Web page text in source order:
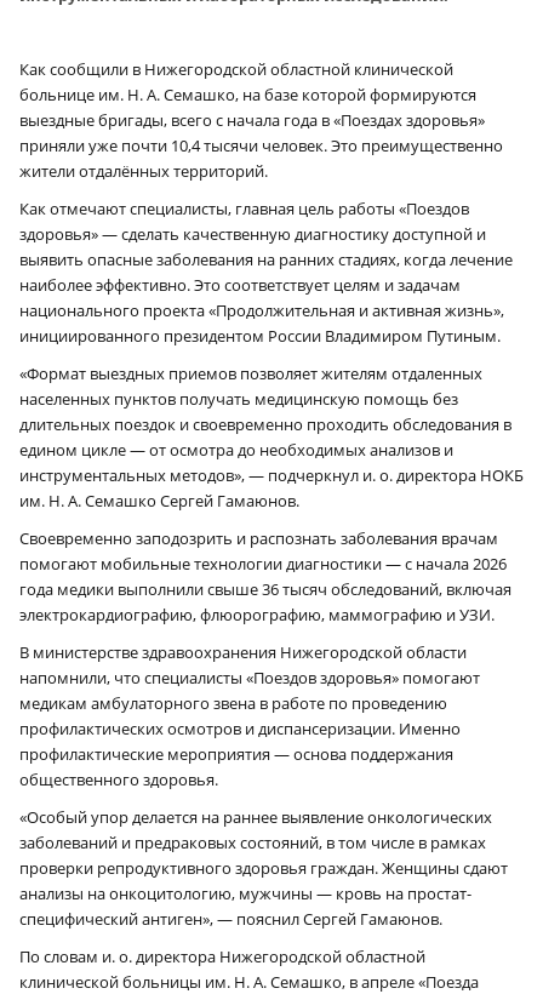
Как сообщили в Нижегородской областной клинической
больнице им. Н. А. Семашко, на базе которой формируются
выездные бригады, всего с начала года в «Поездах здоровья»
приняли уже почти 10,4 тысячи человек. Это преимущественно
жители отдалённых территорий.
Как отмечают специалисты, главная цель работы «Поездов
здоровья» — сделать качественную диагностику доступной и
выявить опасные заболевания на ранних стадиях, когда лечение
наиболее эффективно. Это соответствует целям и задачам
национального проекта «Продолжительная и активная жизнь»,
инициированного президентом России Владимиром Путиным.
«Формат выездных приемов позволяет жителям отдаленных
населенных пунктов получать медицинскую помощь без
длительных поездок и своевременно проходить обследования в
едином цикле — от осмотра до необходимых анализов и
инструментальных методов», — подчеркнул и. о. директора НОКБ
им. Н. А. Семашко Сергей Гамаюнов.
Своевременно заподозрить и распознать заболевания врачам
помогают мобильные технологии диагностики — с начала 2026
года медики выполнили свыше 36 тысяч обследований, включая
электрокардиографию, флюорографию, маммографию и УЗИ.
В министерстве здравоохранения Нижегородской области
напомнили, что специалисты «Поездов здоровья» помогают
медикам амбулаторного звена в работе по проведению
профилактических осмотров и диспансеризации. Именно
профилактические мероприятия — основа поддержания
общественного здоровья.
«Особый упор делается на раннее выявление онкологических
заболеваний и предраковых состояний, в том числе в рамках
проверки репродуктивного здоровья граждан. Женщины сдают
анализы на онкоцитологию, мужчины — кровь на простат-
специфический антиген», — пояснил Сергей Гамаюнов.
По словам и. о. директора Нижегородской областной
клинической больницы им. Н. А. Семашко, в апреле «Поезда